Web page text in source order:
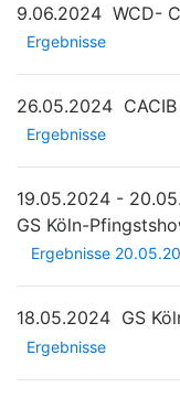
9.06.2024 WCD-
Ergebnisse
26.05.2024
Ergebnisse
19.05.2024 -
GS Köln-
Ergebnisse
18.05.2024 GS
Ergebnisse